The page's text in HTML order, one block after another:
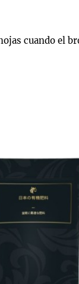
cuando el